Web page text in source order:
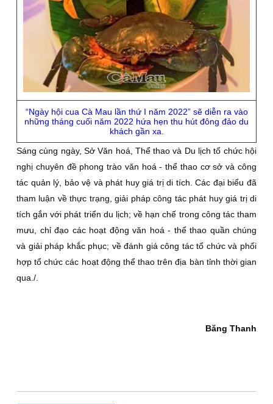
“Ngày hội cua Cà Mau lần thứ I năm 2022” sẽ diễn ra vào
những tháng cuối năm 2022 hứa hẹn thu hút đông đảo du
khách gần xa.
Sáng cùng ngày, Sở Văn hoá, Thể thao và Du lịch tổ chức hội
nghị chuyên đề phong trào văn hoá - thể thao cơ sở và công
tác quản lý, bảo vệ và phát huy giá trị di tích. Các đại biểu đã
tham luận về thực trạng, giải pháp công tác phát huy giá trị di
tích gắn với phát triển du lịch; về hạn chế trong công tác tham
mưu, chỉ đạo các hoạt động văn hoá - thể thao quần chúng
và giải pháp khắc phục; về đánh giá công tác tổ chức và phối
hợp tổ chức các hoạt động thể thao trên địa bàn tỉnh thời gian
qua./.
Băng Thanh